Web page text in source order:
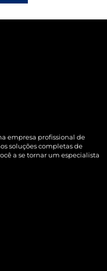
empresa profissional de
soluções completas de
a se tornar um especialista